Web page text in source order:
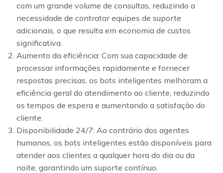
com um grande volume de consultas, reduzindo a
necessidade de contratar equipes de suporte
adicionais, o que resulta em economia de custos
significativa.
Aumento da eficiência: Com sua capacidade de
processar informações rapidamente e fornecer
respostas precisas, os bots inteligentes melhoram a
eficiência geral do atendimento ao cliente, reduzindo
os tempos de espera e aumentando a satisfação do
cliente.
Disponibilidade 24/7: Ao contrário dos agentes
humanos, os bots inteligentes estão disponíveis para
atender aos clientes a qualquer hora do dia ou da
noite, garantindo um suporte contínuo.